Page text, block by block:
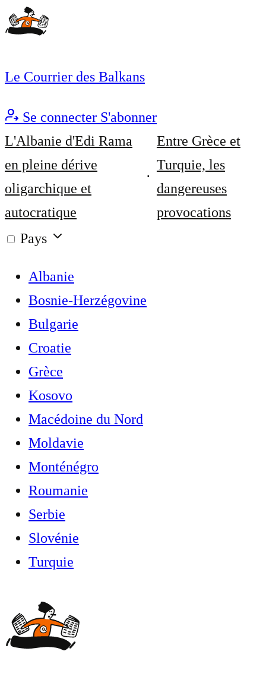
Le Courrier des Balkans
Se connecter S'abonner
L'Albanie d'Edi Rama
en pleine dérive
oligarchique et
autocratique
Entre Grèce et
Turquie, les
dangereuses
provocations
Pays
Albanie
Bosnie-Herzégovine
Bulgarie
Croatie
Grèce
Kosovo
Macédoine du Nord
Moldavie
Monténégro
Roumanie
Serbie
Slovénie
Turquie